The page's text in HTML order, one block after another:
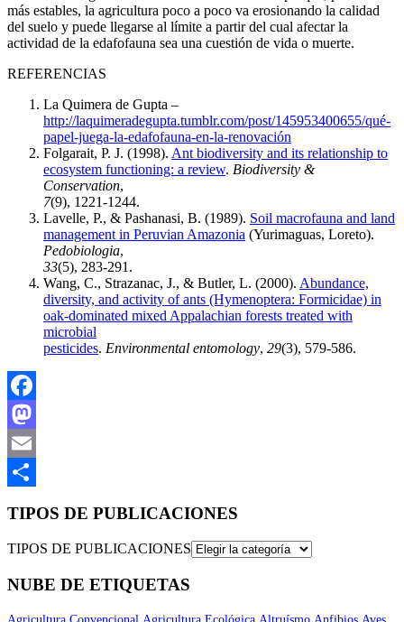
más estables, la agricultura poco a poco va erosionando la calidad
del suelo y puede llegarse al límite a partir del cual afectar la
actividad de la edafofauna sea una cuestión de vida o muerte.
REFERENCIAS
La Quimera de Gupta –
http://laquimeradegupta.tumblr.com/post/145953400655/qué-
papel-juega-la-edafofauna-en-la-renovación
Folgarait, P. J. (1998). Ant biodiversity and its relationship to
ecosystem functioning: a review. Biodiversity &
Conservation,
7(9), 1221-1244.
Lavelle, P., & Pashanasi, B. (1989). Soil macrofauna and land
management in Peruvian Amazonia (Yurimaguas, Loreto).
Pedobiologia,
33(5), 283-291.
Wang, C., Strazanac, J., & Butler, L. (2000). Abundance,
diversity, and activity of ants (Hymenoptera: Formicidae) in
oak-dominated mixed Appalachian forests treated with
microbial
pesticides. Environmental entomology, 29(3), 579-586.
Facebook
Mastodon
Email
TIPOS DE PUBLICACIONES
TIPOS DE PUBLICACIONES
NUBE DE ETIQUETAS